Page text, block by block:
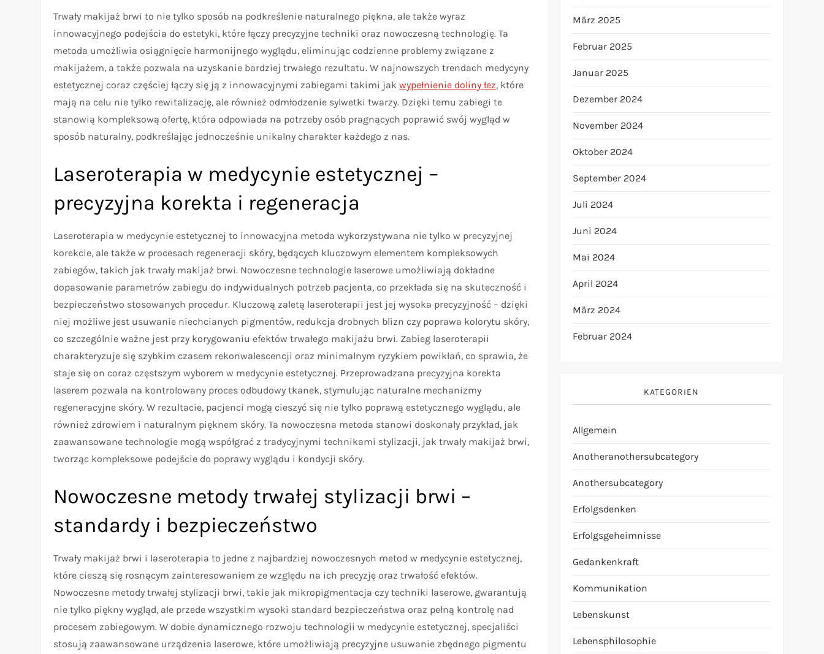
Trwały makijaż brwi to nie tylko sposób na podkreślenie naturalnego piękna, ale także wyraz
innowacyjnego podejścia do estetyki, które łączy precyzyjne techniki oraz nowoczesną technologię. Ta
metoda umożliwia osiągnięcie harmonijnego wyglądu, eliminując codzienne problemy związane z
makijażem, a także pozwala na uzyskanie bardziej trwałego rezultatu. W najnowszych trendach medycyny
estetycznej coraz częściej łączy się ją z innowacyjnymi zabiegami takimi jakwypełnienie doliny łez, które
mają na celu nie tylko rewitalizację, ale również odmłodzenie sylwetki twarzy. Dzięki temu zabiegi te
stanowią kompleksową ofertę, która odpowiada na potrzeby osób pragnących poprawić swój wygląd w
sposób naturalny, podkreślając jednocześnie unikalny charakter każdego z nas.
Laseroterapia w medycynie estetycznej –
precyzyjna korekta i regeneracja
Laseroterapia w medycynie estetycznej to innowacyjna metoda wykorzystywana nie tylko w precyzyjnej
korekcie, ale także w procesach regeneracji skóry, będących kluczowym elementem kompleksowych
zabiegów, takich jak trwały makijaż brwi. Nowoczesne technologie laserowe umożliwiają dokładne
dopasowanie parametrów zabiegu do indywidualnych potrzeb pacjenta, co przekłada się na skuteczność i
bezpieczeństwo stosowanych procedur. Kluczową zaletą laseroterapii jest jej wysoka precyzyjność – dzięki
niej możliwe jest usuwanie niechcianych pigmentów, redukcja drobnych blizn czy poprawa kolorytu skóry,
co szczególnie ważne jest przy korygowaniu efektów trwałego makijażu brwi. Zabieg laseroterapii
charakteryzuje się szybkim czasem rekonwalescencji oraz minimalnym ryzykiem powikłań, co sprawia, że
staje się on coraz częstszym wyborem w medycynie estetycznej. Przeprowadzana precyzyjna korekta
laserem pozwala na kontrolowany proces odbudowy tkanek, stymulując naturalne mechanizmy
regeneracyjne skóry. W rezultacie, pacjenci mogą cieszyć się nie tylko poprawą estetycznego wyglądu, ale
również zdrowiem i naturalnym pięknem skóry. Ta nowoczesna metoda stanowi doskonały przykład, jak
zaawansowane technologie mogą współgrać z tradycyjnymi technikami stylizacji, jak trwały makijaż brwi,
tworząc kompleksowe podejście do poprawy wyglądu i kondycji skóry.
Nowoczesne metody trwałej stylizacji brwi –
standardy i bezpieczeństwo
Trwały makijaż brwi i laseroterapia to jedne z najbardziej nowoczesnych metod w medycynie estetycznej,
które cieszą się rosnącym zainteresowaniem ze względu na ich precyzję oraz trwałość efektów.
Nowoczesne metody trwałej stylizacji brwi, takie jak mikropigmentacja czy techniki laserowe, gwarantują
nie tylko piękny wygląd, ale przede wszystkim wysoki standard bezpieczeństwa oraz pełną kontrolę nad
procesem zabiegowym. W dobie dynamicznego rozwoju technologii w medycynie estetycznej, specjaliści
stosują zaawansowane urządzenia laserowe, które umożliwiają precyzyjne usuwanie zbędnego pigmentu
März 2025
Februar 2025
Januar 2025
Dezember 2024
November 2024
Oktober 2024
September 2024
Juli 2024
Juni 2024
Mai 2024
April 2024
März 2024
Februar 2024
KATEGORIEN
Allgemein
Anotheranothersubcategory
Anothersubcategory
Erfolgsdenken
Erfolgsgeheimnisse
Gedankenkraft
Kommunikation
Lebenskunst
Lebensphilosophie